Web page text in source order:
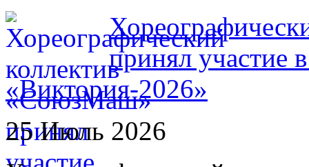
принял участие
«Виктория-2026»
25 Июль 2026